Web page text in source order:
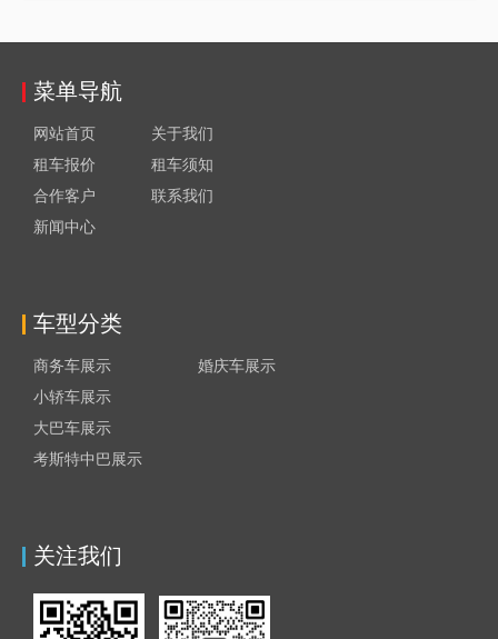
菜单导航
网站首页
租车报价
合作客户
新闻中心
关于我们
租车须知
联系我们
车型分类
商务车展示
小轿车展示
大巴车展示
考斯特中巴展示
婚庆车展示
关注我们